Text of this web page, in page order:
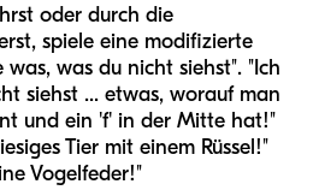
oder durch die
spiele eine modifizierte
was, was du nicht siehst". "Ich
siehst ... etwas, worauf man
und ein 'f' in der Mitte hat!"
Tier mit einem Rüssel!"
Vogelfeder!"